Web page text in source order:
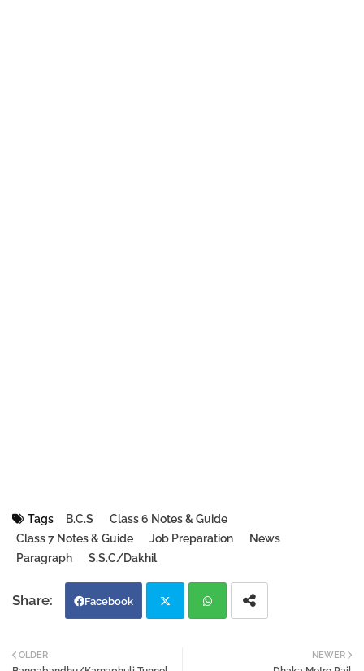
Tags B.C.S
Class 6 Notes & Guide
Class 7 Notes & Guide
Job Preparation
News
Paragraph
S.S.C/Dakhil
Facebook
NEWER
OLDER